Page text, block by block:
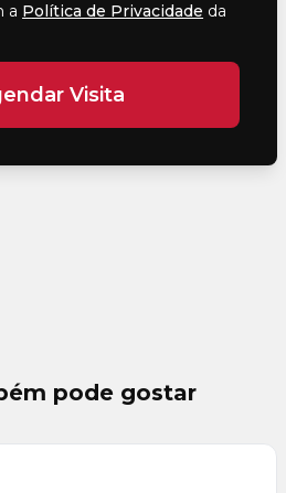
a Política de Privacidade da
Visita
pode gostar